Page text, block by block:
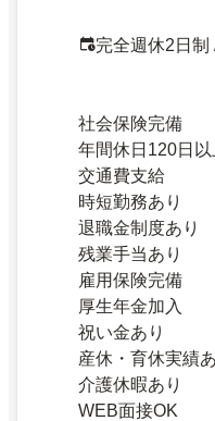
完全週休2日
社会保険完備
年間休日120日以
交通費支給
時短勤務あり
退職金制度あり
残業手当あり
雇用保険完備
厚生年金加入
祝い金あり
産休・育休実績
介護休暇あり
WEB面接OK